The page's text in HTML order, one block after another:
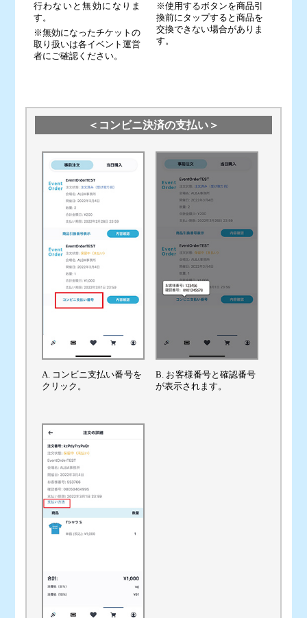
行わないと無効になりま
す。
※無効になったチケットの
取り扱いは各イベント運営
者にご確認ください。
※使用するボタンを商品引
換前にタップすると商品を
交換できない場合がありま
す。
＜コンビニ決済の支払い＞
A. コンビニ支払い番号を
クリック。
B. お客様番号と確認番号
が表示されます。